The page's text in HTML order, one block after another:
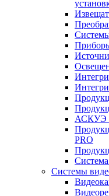
АСКУЭ
PRO
Системы